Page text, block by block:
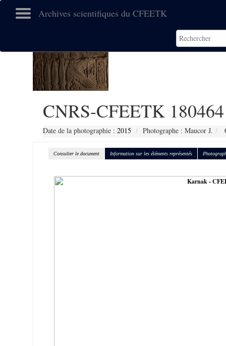
Archives scientifiques du CFEETK
CNRS-CFEETK 180464
Date de la photographie : 2015 Photographe : Maucor J.
Consulter le document Information sur les éléments représentés